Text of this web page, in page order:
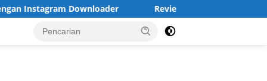
Downloader Review TV LG 2026: OLED dan